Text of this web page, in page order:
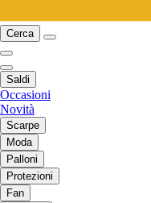
Cerca
Saldi
Occasioni
Novità
Scarpe
Moda
Palloni
Protezioni
Fan